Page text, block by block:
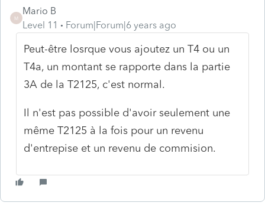
M
Mario B
Level 11
Forum|Forum|6 years ago
Peut-être losrque vous ajoutez un T4 ou un
T4a, un montant se rapporte dans la partie
3A de la T2125, c'est normal.
Il n'est pas possible d'avoir seulement une
même T2125 à la fois pour un revenu
d'entrepise et un revenu de commision.